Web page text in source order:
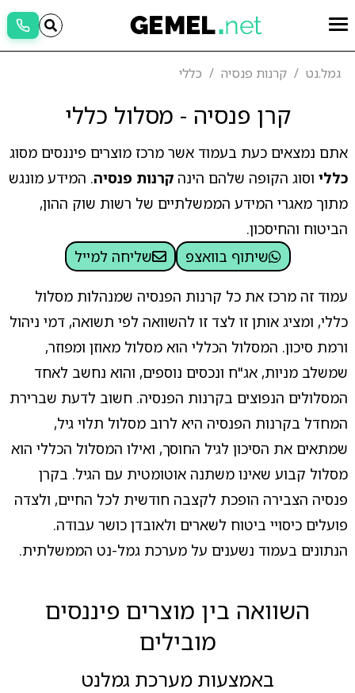
גמל.נט קרנות פנסיה כללי
קרן פנסיה - מסלול כללי
אתם נמצאים כעת בעמוד אשר מרכז מוצרים פיננסים מסוג
כלליוסוג הקופה שלהם הינה קרנות פנסיה. המידע מונגש
מתוך מאגרי המידע הממשלתיים של רשות שוק ההון,
הביטוח והחיסכון.
שיתוף בוואצפ
שליחה למייל
עמוד זה מרכז את כל קרנות הפנסיה שמנהלות מסלול
כללי, ומציג אותן זו לצד זו להשוואה לפי תשואה, דמי ניהול
ורמת סיכון. המסלול הכללי הוא מסלול מאוזן ומפוזר,
שמשלב מניות, אג"ח ונכסים נוספים, והוא נחשב לאחד
המסלולים הנפוצים בקרנות הפנסיה. חשוב לדעת שברירת
המחדל בקרנות הפנסיה היא לרוב מסלול תלוי גיל,
שמתאים את הסיכון לגיל החוסך, ואילו המסלול הכללי הוא
מסלול קבוע שאינו משתנה אוטומטית עם הגיל. בקרן
פנסיה הצבירה הופכת לקצבה חודשית לכל החיים, ולצדה
פועלים כיסויי ביטוח לשארים ולאובדן כושר עבודה.
הנתונים בעמוד נשענים על מערכת גמל-נט הממשלתית.
השוואה בין מוצרים פיננסים
מובילים
באמצעות מערכת גמלנט